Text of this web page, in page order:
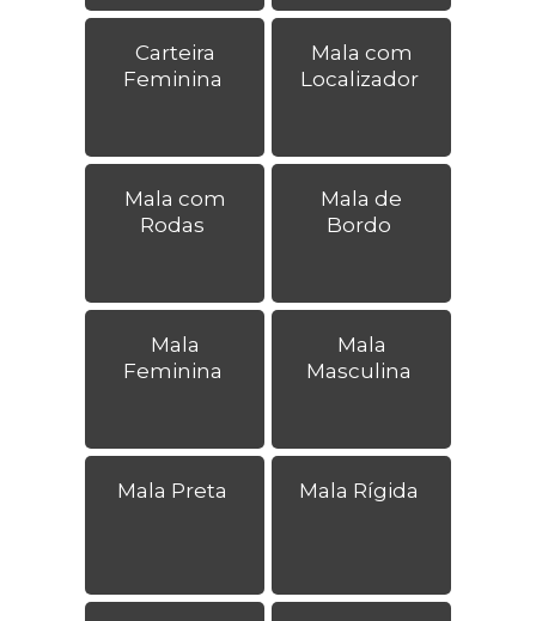
Carteira
Feminina
Mala com
Localizador
Mala com
Rodas
Mala de
Bordo
Mala
Feminina
Mala
Masculina
Mala Preta Mala Rígida